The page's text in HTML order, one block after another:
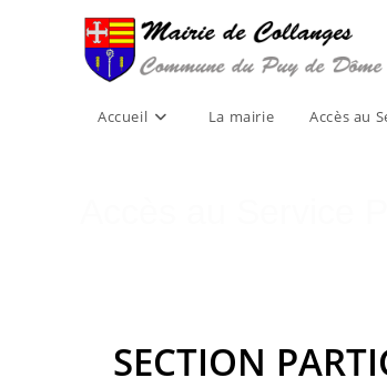
Accueil La mairie Accès au
SECTION